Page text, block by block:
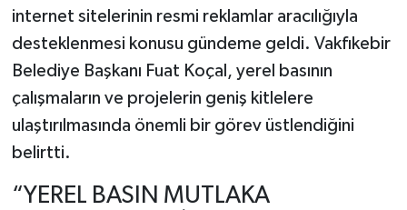
internet sitelerinin resmi reklamlar aracılığıyla
desteklenmesi konusu gündeme geldi. Vakfıkebir
Belediye Başkanı Fuat Koçal, yerel basının
çalışmaların ve projelerin geniş kitlelere
ulaştırılmasında önemli bir görev üstlendiğini
belirtti.
“YEREL BASIN MUTLAKA